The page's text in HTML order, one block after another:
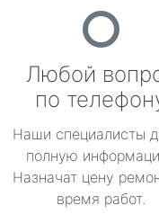
Любой
по
Наши специалисты
полную
Назначат цену
время работ.